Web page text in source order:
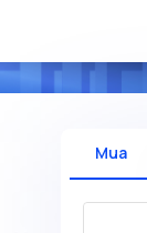
Mua